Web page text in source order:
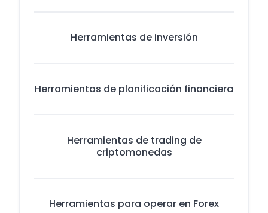
Herramientas de inversión
Herramientas de planificación financiera
Herramientas de trading de
criptomonedas
Herramientas para operar en Forex